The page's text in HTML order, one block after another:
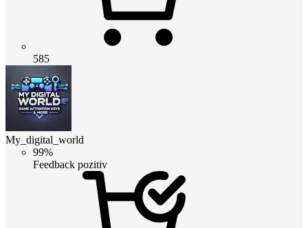
585
My_digital_world
99%
Feedback pozitiv